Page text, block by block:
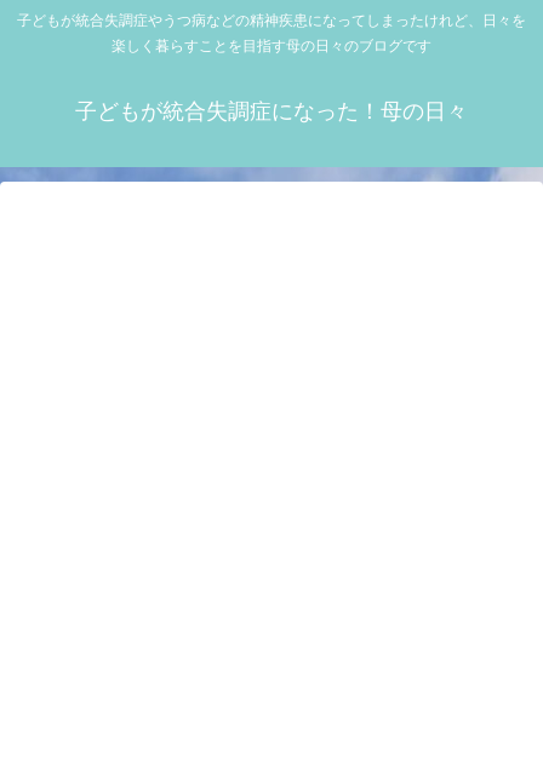
子どもが統合失調症やうつ病などの精神疾患になってしまったけれど、日々を
楽しく暮らすことを目指す母の日々のブログです
子どもが統合失調症になった！母の日々